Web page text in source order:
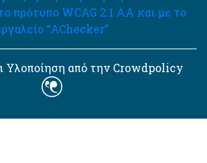
πρότυπο WCAG 2.1 AA και με το
“AChecker”
Υλοποίηση από την Crowdpolicy